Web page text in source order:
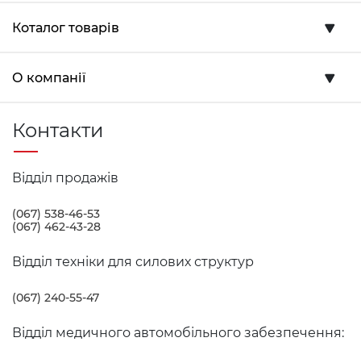
Коталог товарів
О компанії
Контакти
Відділ продажів
(067) 538-46-53
(067) 462-43-28
Відділ техніки для силових структур
(067) 240-55-47
Відділ медичного автомобільного забезпечення: